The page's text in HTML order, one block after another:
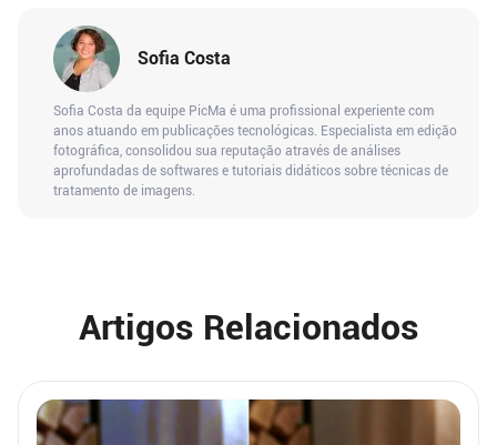
Baixo Custo
Sofia Costa
Sofia Costa da equipe PicMa é uma profissional experiente com
anos atuando em publicações tecnológicas. Especialista em edição
fotográfica, consolidou sua reputação através de análises
aprofundadas de softwares e tutoriais didáticos sobre técnicas de
tratamento de imagens.
Artigos Relacionados